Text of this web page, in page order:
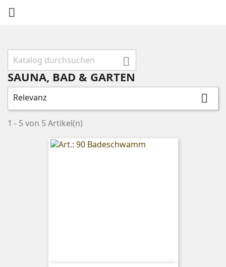


SAUNA, BAD & GARTEN
Relevanz 
1 - 5 von 5 Artikel(n)